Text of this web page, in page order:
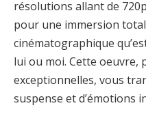
résolutions allant de
pour une immersion
cinématographique
lui ou moi. Cette oeuvre,
exceptionnelles, vous
suspense et d’émotions